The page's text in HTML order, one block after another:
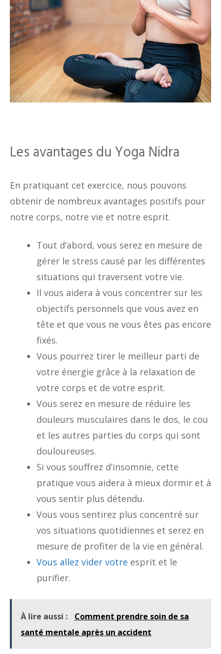
Les avantages du Yoga Nidra
En pratiquant cet exercice, nous pouvons
obtenir de nombreux avantages positifs pour
notre corps, notre vie et notre esprit.
Tout d’abord, vous serez en mesure de
gérer le stress causé par les différentes
situations qui traversent votre vie.
Il vous aidera à vous concentrer sur les
objectifs personnels que vous avez en
tête et que vous ne vous êtes pas encore
fixés.
Vous pourrez tirer le meilleur parti de
votre énergie grâce à la relaxation de
votre corps et de votre esprit.
Vous serez en mesure de réduire les
douleurs musculaires dans le dos, le cou
et les autres parties du corps qui sont
douloureuses.
Si vous souffrez d’insomnie, cette
pratique vous aidera à mieux dormir et à
vous sentir plus détendu.
Vous vous sentirez plus concentré sur
vos situations quotidiennes et serez en
mesure de profiter de la vie en général.
Vous allez vider votre esprit et le
purifier.
À lire aussi :
Comment prendre soin de sa
santé mentale après un accident